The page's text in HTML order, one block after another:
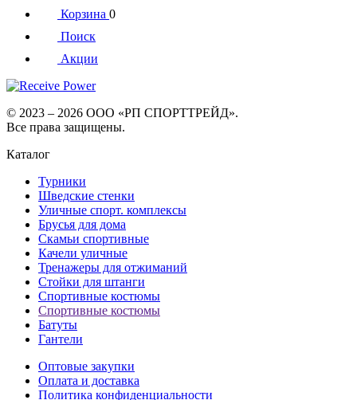
Корзина 0
Поиск
Акции
© 2023 – 2026 ООО «РП СПОРТТРЕЙД».
Все права защищены.
Каталог
Турники
Шведские стенки
Уличные спорт. комплексы
Брусья для дома
Скамьи спортивные
Качели уличные
Тренажеры для отжиманий
Стойки для штанги
Спортивные костюмы
Спортивные костюмы
Батуты
Гантели
Оптовые закупки
Оплата и доставка
Политика конфиденциальности